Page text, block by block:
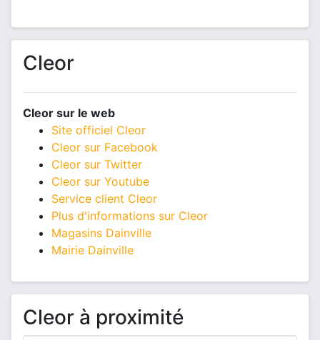
Cleor
Cleor sur le web
Site officiel Cleor
Cleor sur Facebook
Cleor sur Twitter
Cleor sur Youtube
Service client Cleor
Plus d'informations sur Cleor
Magasins Dainville
Mairie Dainville
Cleor à proximité